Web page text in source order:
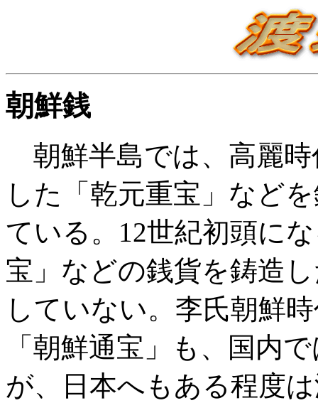
朝鮮銭
朝鮮半島では、高麗時
した「乾元重宝」など
ている。12世紀初頭に
宝」などの銭貨を鋳造
していない。李氏朝鮮
「朝鮮通宝」も、国内
が、日本へもある程度